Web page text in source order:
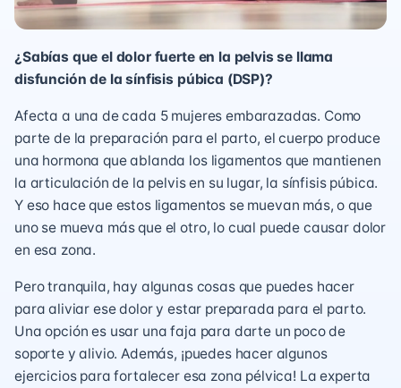
¿Sabías que el dolor fuerte en la pelvis se llama
disfunción de la sínfisis púbica (DSP)?
Afecta a una de cada 5 mujeres embarazadas. Como
parte de la preparación para el parto, el cuerpo produce
una hormona que ablanda los ligamentos que mantienen
la articulación de la pelvis en su lugar, la sínfisis púbica.
Y eso hace que estos ligamentos se muevan más, o que
uno se mueva más que el otro, lo cual puede causar dolor
en esa zona.
Pero tranquila, hay algunas cosas que puedes hacer
para aliviar ese dolor y estar preparada para el parto.
Una opción es usar una faja para darte un poco de
soporte y alivio. Además, ¡puedes hacer algunos
ejercicios para fortalecer esa zona pélvica! La experta